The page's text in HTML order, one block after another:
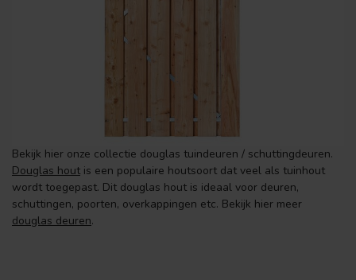
Bekijk hier onze collectie douglas tuindeuren / schuttingdeuren.
Douglas hout is een populaire houtsoort dat veel als tuinhout
wordt toegepast. Dit douglas hout is ideaal voor deuren,
schuttingen, poorten, overkappingen etc. Bekijk hier meer
douglas deuren.